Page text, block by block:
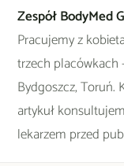
Zespół BodyMed
Pracujemy z
trzech placówkach
Bydgoszcz, Toruń.
artykuł
lekarzem przed